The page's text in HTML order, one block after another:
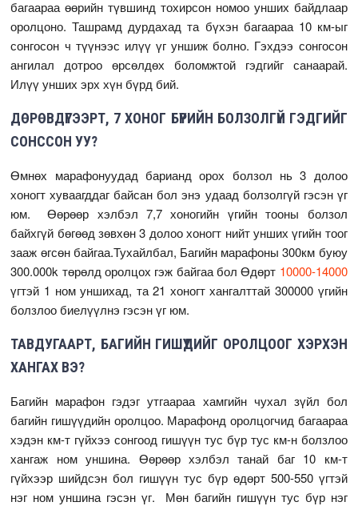
багаараа өөрийн түвшинд тохирсон номоо унших байдлаар
оролцоно. Ташрамд дурдахад та бүхэн багаараа 10 км-ыг
сонгосон ч түүнээс илүү үг уншиж болно. Гэхдээ сонгосон
ангилал дотроо өрсөлдөх боломжтой гэдгийг санаарай.
Илүү унших эрх хүн бүрд бий.
ДӨРӨВДҮГЭЭРТ, 7 ХОНОГ БҮРИЙН БОЛЗОЛГҮЙ ГЭДГИЙГ
СОНССОН УУ?
Өмнөх марафонуудад барианд орох болзол нь 3 долоо
хоногт хуваагддаг байсан бол энэ удаад болзолгүй гэсэн үг
юм. Өөрөөр хэлбэл 7,7 хоногийн үгийн тооны болзол
байхгүй бөгөөд зөвхөн 3 долоо хоногт нийт унших үгийн тоог
зааж өгсөн байгаа.Тухайлбал, Багийн марафоны 300км буюу
300.000k төрөлд оролцох гэж байгаа бол Өдөрт 10000-14000
үгтэй 1 ном уншихад, та 21 хоногт хангалттай 300000 үгийн
болзлоо биелүүлнэ гэсэн үг юм.
ТАВДУГААРТ, БАГИЙН ГИШҮҮДИЙГ ОРОЛЦООГ ХЭРХЭН
ХАНГАХ ВЭ?
Багийн марафон гэдэг утгаараа хамгийн чухал зүйл бол
багийн гишүүдийн оролцоо. Марафонд оролцогчид багаараа
хэдэн км-т гүйхээ сонгоод гишүүн тус бүр тус км-н болзлоо
хангаж ном уншина. Өөрөөр хэлбэл танай баг 10 км-т
гүйхээр шийдсэн бол гишүүн тус бүр өдөрт 500-550 үгтэй
нэг ном уншина гэсэн үг. Мөн багийн гишүүн тус бүр нэг